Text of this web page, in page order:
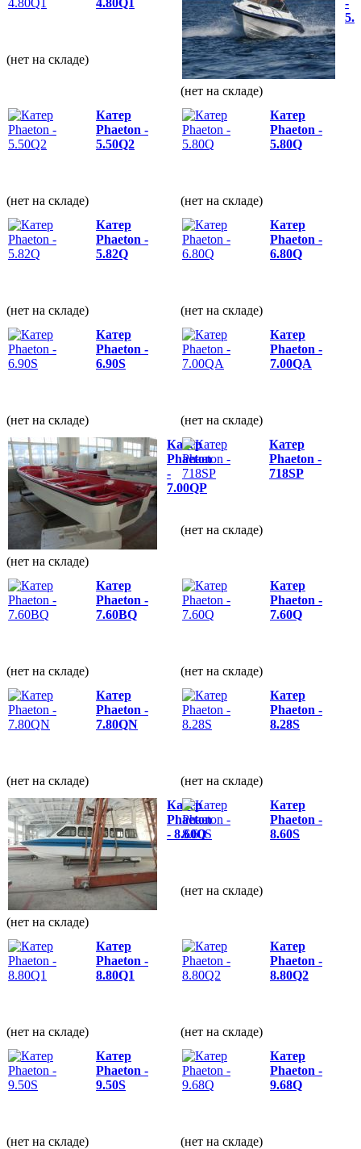
(нет на складе)
(нет на складе)
Катер
Phaeton -
5.50Q2
(нет на складе)
Катер
Phaeton -
5.80Q
(нет на складе)
Катер
Phaeton -
5.82Q
(нет на складе)
Катер
Phaeton -
6.80Q
(нет на складе)
Катер
Phaeton -
6.90S
(нет на складе)
Катер
Phaeton -
7.00QА
(нет на складе)
Катер
Phaeton
-
7.00QP
(нет на складе)
Катер
Phaeton -
718SP
(нет на складе)
Катер
Phaeton -
7.60BQ
(нет на складе)
Катер
Phaeton -
7.60Q
(нет на складе)
Катер
Phaeton -
7.80QN
(нет на складе)
Катер
Phaeton -
8.28S
(нет на складе)
Катер
Phaeton
- 8.60Q
(нет на складе)
Катер
Phaeton -
8.60S
(нет на складе)
Катер
Phaeton -
8.80Q1
(нет на складе)
Катер
Phaeton -
8.80Q2
(нет на складе)
Катер
Phaeton -
9.50S
(нет на складе)
Катер
Phaeton -
9.68Q
(нет на складе)